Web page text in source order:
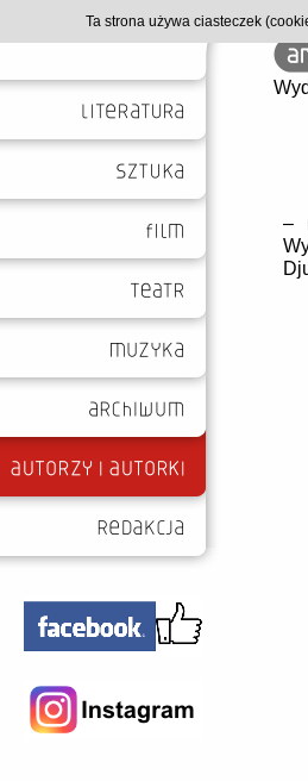
–
Ta strona używa ciasteczek